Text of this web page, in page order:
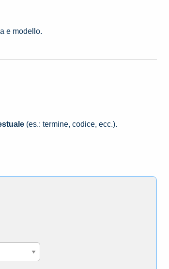
e modello.
(es.: termine, codice, ecc.).